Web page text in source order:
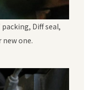
packing, Diff seal,
one.